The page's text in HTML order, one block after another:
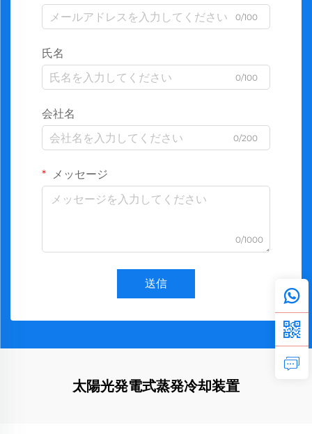
0/100
氏名
0/100
会社名
0/200
メッセージ
0/1000
送信
太陽光発電式蒸発冷却装置